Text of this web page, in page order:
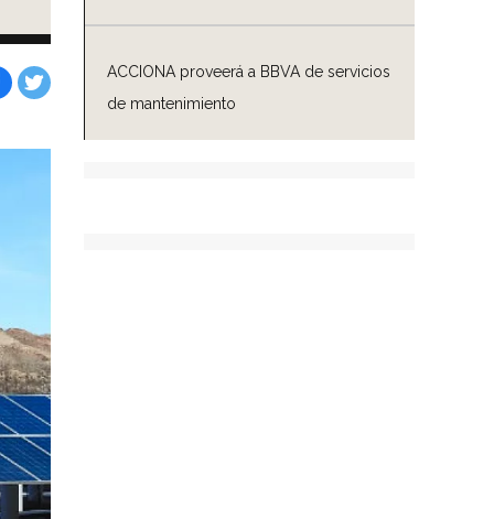
ACCIONA proveerá a BBVA de servicios
de mantenimiento